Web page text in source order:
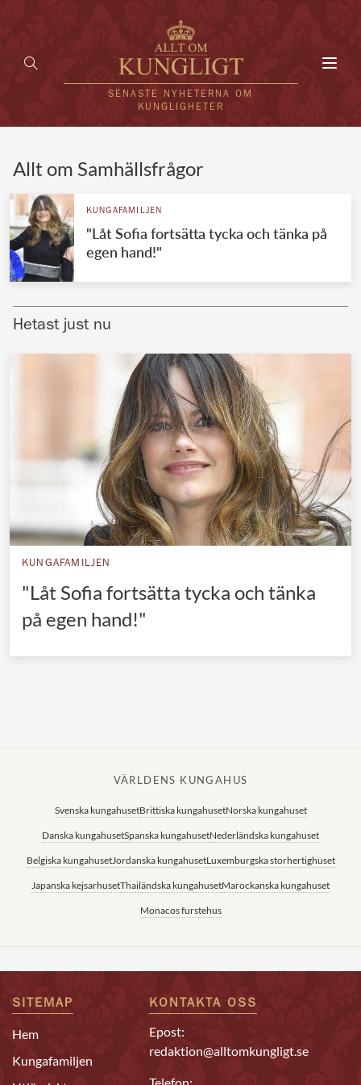
SENASTE NYHETERNA OM
KUNGLIGHETER
UTLÄNDSKT
VÄRLDENS KUNGAHUS
Brittiska kungahuset
Norska kungahuset
Danska kungahuset
Spanska kungahuset
Nederländska kungahuset
Belgiska kungahuset
Jordanska kungahuset
Luxemburgska storhertighuset
Japanska kejsarhuset
Thailändska kungahuset
Allt om Samhällsfrågor
KUNGAFAMILJEN
"Låt Sofia fortsätta tycka och tänka på
egen hand!"
Hetast just nu
KUNGAFAMILJEN
"Låt Sofia fortsätta tycka och tänka
på egen hand!"
VÄRLDENS KUNGAHUS
Svenska kungahusetBrittiska kungahusetNorska kungahuset
Danska kungahusetSpanska kungahusetNederländska kungahuset
Belgiska kungahusetJordanska kungahusetLuxemburgska storhertighuset
Japanska kejsarhusetThailändska kungahusetMarockanska kungahuset
Monacos furstehus
SITEMAP
Hem
Kungafamiljen
KONTAKTA OSS
Epost:
redaktion@alltomkungligt.se